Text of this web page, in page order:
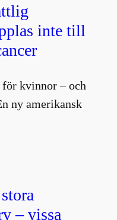
inte till
kvinnor – och
ny amerikansk
– vissa